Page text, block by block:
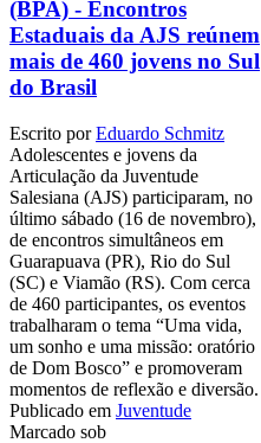
(BPA) - Encontros
Estaduais da AJS reúnem
mais de 460 jovens no Sul
do Brasil
Escrito porEduardo Schmitz
Adolescentes e jovens da
Articulação da Juventude
Salesiana (AJS) participaram, no
último sábado (16 de novembro),
de encontros simultâneos em
Guarapuava (PR), Rio do Sul
(SC) e Viamão (RS). Com cerca
de 460 participantes, os eventos
trabalharam o tema “Uma vida,
um sonho e uma missão: oratório
de Dom Bosco” e promoveram
momentos de reflexão e diversão.
Publicado em Juventude
Marcado sob